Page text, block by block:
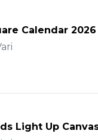
Calendar
Light Up